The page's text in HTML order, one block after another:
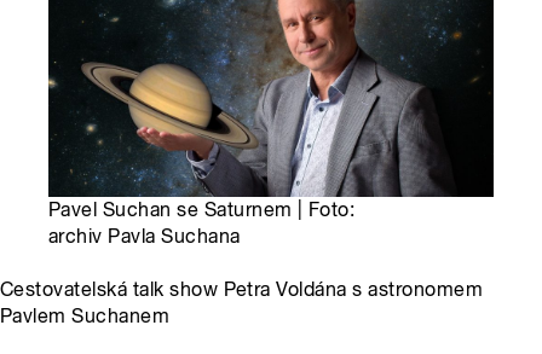
Pavel Suchan se Saturnem | Foto:
archiv Pavla Suchana
Cestovatelská talk show Petra Voldána s astronomem
Pavlem Suchanem